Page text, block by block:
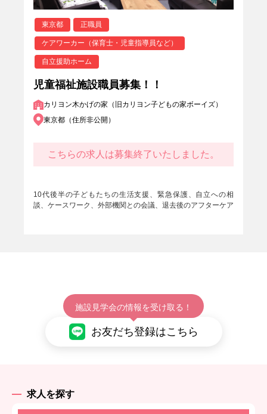
東京都 正職員
ケアワーカー（保育士・児童指導員など）
自立援助ホーム
児童福祉施設職員募集！！
カリヨン木かげの家（旧カリヨン子どもの家ボーイズ）
東京都（住所非公開）
こちらの求人は募集終了いたしました。
10代後半の子どもたちの生活支援、緊急保護、自立への相
談、ケースワーク、外部機関との会議、退去後のアフターケア
施設見学会の情報を受け取る！
お友だち登録はこちら
求人を探す